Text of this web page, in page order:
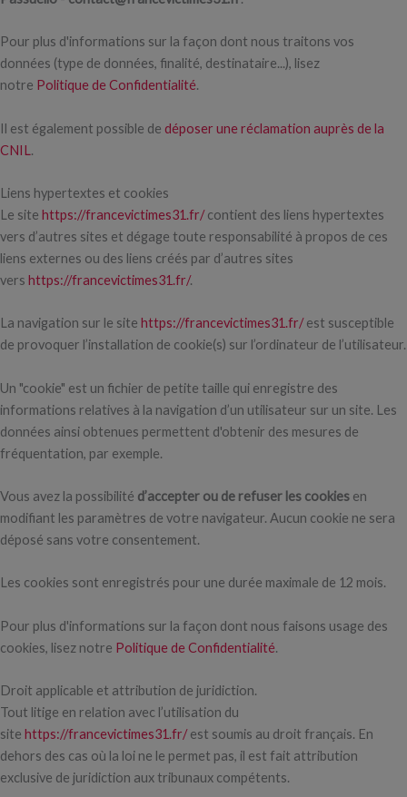
Pour plus d'informations sur la façon dont nous traitons vos
données (type de données, finalité, destinataire...), lisez
notre Politique de Confidentialité.
Il est également possible de déposer une réclamation auprès de la
CNIL.
Liens hypertextes et cookies
Le site https://francevictimes31.fr/contient des liens hypertextes
vers d’autres sites et dégage toute responsabilité à propos de ces
liens externes ou des liens créés par d’autres sites
vers https://francevictimes31.fr/.
La navigation sur le site https://francevictimes31.fr/est susceptible
de provoquer l’installation de cookie(s) sur l’ordinateur de l’utilisateur.
Un "cookie" est un fichier de petite taille qui enregistre des
informations relatives à la navigation d’un utilisateur sur un site. Les
données ainsi obtenues permettent d'obtenir des mesures de
fréquentation, par exemple.
Vous avez la possibilité d’accepter ou de refuser les cookies en
modifiant les paramètres de votre navigateur. Aucun cookie ne sera
déposé sans votre consentement.
Les cookies sont enregistrés pour une durée maximale de 12 mois.
Pour plus d'informations sur la façon dont nous faisons usage des
cookies, lisez notre Politique de Confidentialité.
Droit applicable et attribution de juridiction.
Tout litige en relation avec l’utilisation du
site https://francevictimes31.fr/est soumis au droit français. En
dehors des cas où la loi ne le permet pas, il est fait attribution
exclusive de juridiction aux tribunaux compétents.